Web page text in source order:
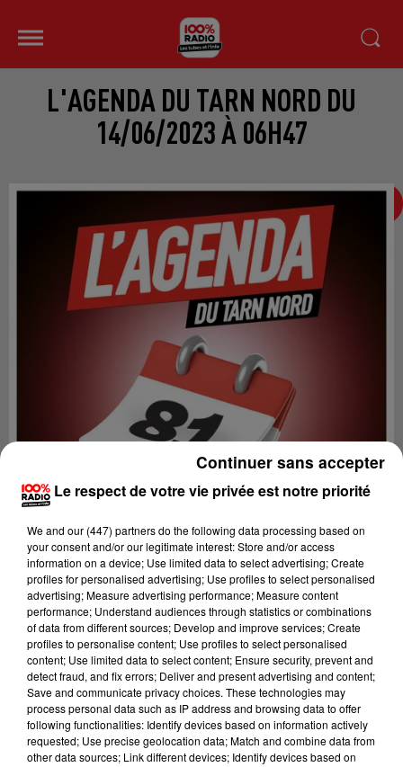
L'AGENDA DU TARN NORD DU
14/06/2023 À 06H47
Lecture (1 min 14 sec)
100%
Le respect de votre vie privée est notre priorité
We and our (447) partnersdo the following data processing based on
your consent and/or our legitimate interest: Store and/or access
information on a device; Use limited data to select advertising; Create
profiles for personalised advertising; Use profiles to select personalised
advertising; Measure advertising performance; Measure content
performance; Understand audiences through statistics or combinations
of data from different sources; Develop and improve services; Create
profiles to personalise content; Use profiles to select personalised
content; Use limited data to select content; Ensure security, prevent and
detect fraud, and fix errors; Deliver and present advertising and content;
Save and communicate privacy choices. These technologies may
process personal data such as IP address and browsing data to offer
following functionalities: Identify devices based on information actively
requested; Use precise geolocation data; Match and combine data from
other data sources; Link different devices; Identify devices based on
Continuer sans accepter